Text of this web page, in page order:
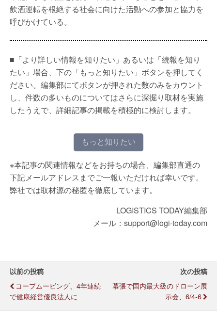
飲酒運転を根絶する社会に向けた活動への参加と協力を
呼びかけている。
■「より詳しい情報を知りたい」あるいは「続報を知り
たい」場合、下の「もっと知りたい」ボタンを押してく
ださい。編集部にてボタンが押された数のみをカウント
し、件数の多いものについてはさらに深掘り取材を実施
したうえで、詳細記事の掲載を積極的に検討します。
もっと知りたい
※本記事の関連情報などをお持ちの場合、編集部直通の
下記メールアドレスまでご一報いただければ幸いです。
弊社では取材源の秘匿を徹底しています。
LOGISTICS TODAY編集部
メール：support@logi-today.com
以前の投稿
コープムービング、4年連続
で健康経営優良法人に
次の投稿
幕張で国内最大級のドローン展
示会、6/4-6